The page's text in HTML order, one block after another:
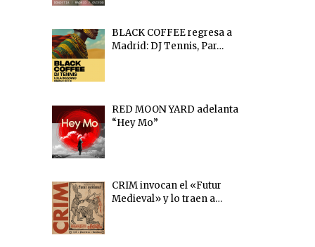
BLACK COFFEE regresa a
Madrid: DJ Tennis, Par…
RED MOON YARD adelanta
“Hey Mo”
CRIM invocan el «Futur
Medieval» y lo traen a…